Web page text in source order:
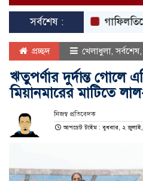
সর্বশেষ :
গাফিলতিতে কঠোর
প্রচ্ছদ খেলাধুলা,সর্বশেষ
ঋতুপর্ণার দুর্দান্ত গোলে
মিয়ানমারের মাটিতে
নিজস্ব প্রতিবেদক
আপডেট টাইম : বুধবার, ২